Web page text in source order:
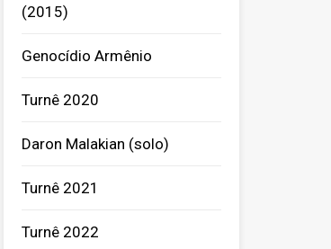
(2015)
Genocídio Armênio
Turnê 2020
Daron Malakian (solo)
Turnê 2021
Turnê 2022